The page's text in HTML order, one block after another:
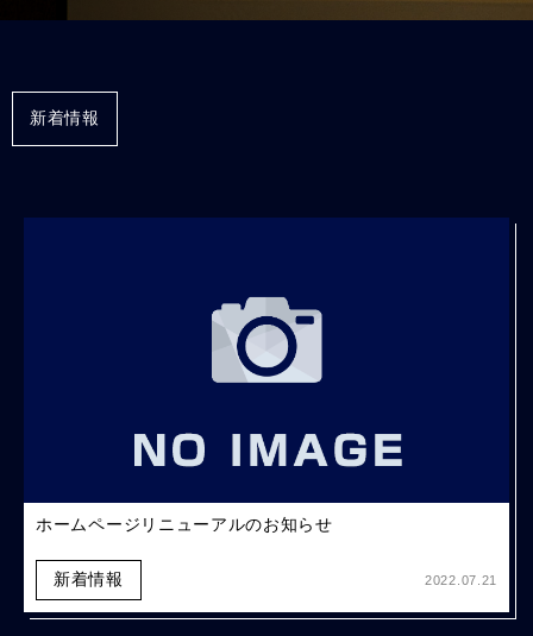
新着情報
ホームページリニューアルのお知らせ
新着情報 2022.07.21